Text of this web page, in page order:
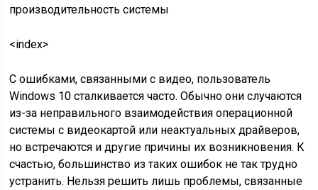
производительность системы
<index>
С ошибками, связанными с видео, пользователь
Windows 10 сталкивается часто. Обычно они случаются
из-за неправильного взаимодействия операционной
системы с видеокартой или неактуальных драйверов,
но встречаются и другие причины их возникновения. К
счастью, большинство из таких ошибок не так трудно
устранить. Нельзя решить лишь проблемы, связанные